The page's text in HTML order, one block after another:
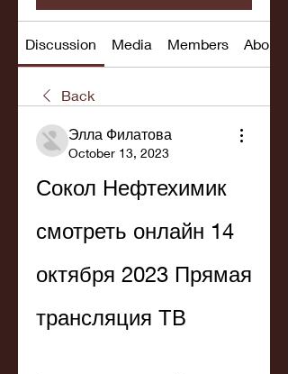
Discussion Media Members About
Back
Элла Филатова
October 13, 2023
Сокол Нефтехимик
смотреть онлайн 14
октября 2023 Прямая
трансляция ТВ